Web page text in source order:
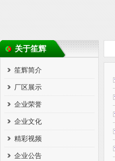
关于笙辉
笙辉简介
厂区展示
企业荣誉
企业文化
精彩视频
企业公告